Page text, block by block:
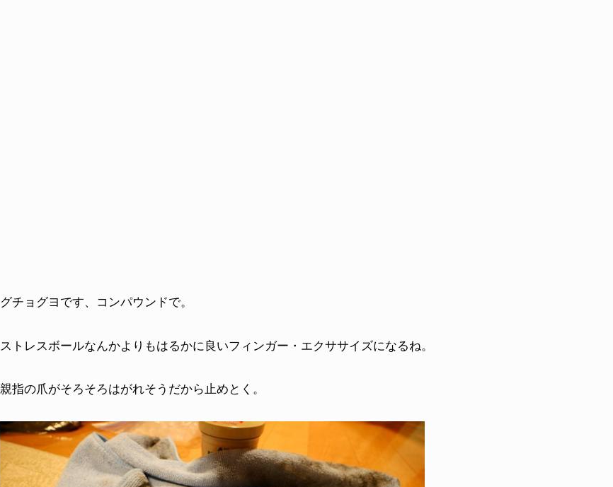
グチョグヨです、コンパウンドで。
ストレスボールなんかよりもはるかに良いフィンガー・エクササイズになるね。
親指の爪がそろそろはがれそうだから止めとく。